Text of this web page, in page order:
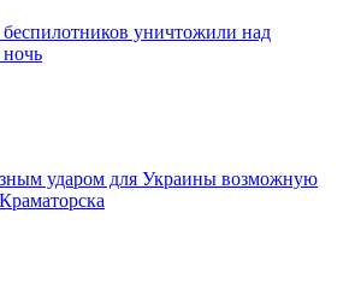
уничтожили над
ударом для Украины возможную